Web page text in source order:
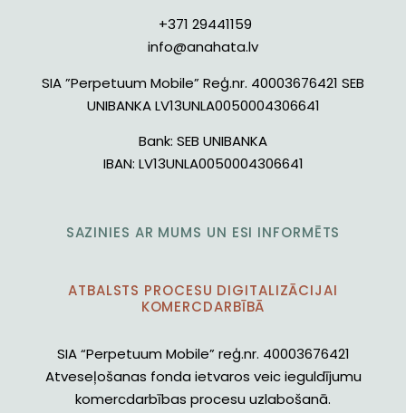
+371 29441159
info@anahata.lv
SIA ”Perpetuum Mobile” Reģ.nr. 40003676421 SEB
UNIBANKA LV13UNLA0050004306641
Bank: SEB UNIBANKA
IBAN: LV13UNLA0050004306641
SAZINIES AR MUMS UN ESI INFORMĒTS
ATBALSTS PROCESU DIGITALIZĀCIJAI
KOMERCDARBĪBĀ
SIA “Perpetuum Mobile” reģ.nr. 40003676421
Atveseļošanas fonda ietvaros veic ieguldījumu
komercdarbības procesu uzlabošanā.